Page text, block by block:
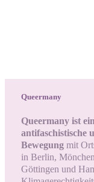
Queermany
Queermany ist
antifaschistische
Bewegung mit
in Berlin,
Göttingen und